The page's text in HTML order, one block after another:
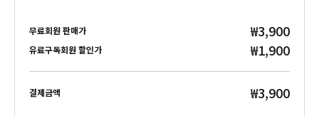
무료회원 판매가 ₩3,900
유료구독회원 할인가 ₩1,900
결제금액 ₩3,900